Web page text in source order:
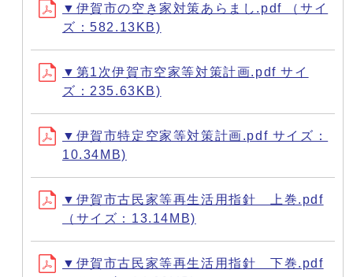
▼伊賀市の空き家対策あらまし.pdf （サイ
ズ：582.13KB)
▼第1次伊賀市空家等対策計画.pdf サイ
ズ：235.63KB)
▼伊賀市特定空家等対策計画.pdf サイズ：
10.34MB)
▼伊賀市古民家等再生活用指針 上巻.pdf
（サイズ：13.14MB)
▼伊賀市古民家等再生活用指針 下巻.pdf